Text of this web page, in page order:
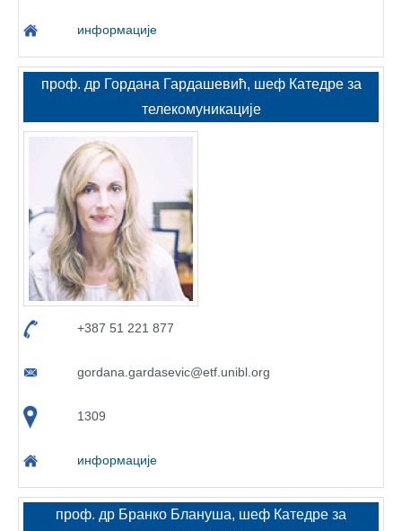
информације
проф. др Гордана Гардашевић, шеф Катедре за
телекомуникације
+387 51 221 877
gordana.gardasevic@etf.unibl.org
1309
информације
проф. др Бранко Блануша, шеф Катедре за